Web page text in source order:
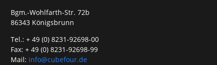
Bgm.-Wohlfarth-Str. 72b
86343 Königsbrunn
Tel.: + 49 (0) 8231-92698-00
Fax: + 49 (0) 8231-92698-99
Mail: info@cubefour.de